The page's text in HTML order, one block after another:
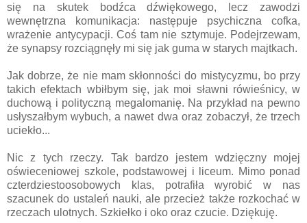
się na skutek bodźca dźwiękowego, lecz zawodzi
wewnętrzna komunikacja: następuje psychiczna cofka,
wrażenie antycypacji. Coś tam nie sztymuje. Podejrzewam,
że synapsy rozciągnęły mi się jak guma w starych majtkach.
Jak dobrze, że nie mam skłonności do mistycyzmu, bo przy
takich efektach wbiłbym się, jak moi sławni rówieśnicy, w
duchową i polityczną megalomanię. Na przykład na pewno
usłyszałbym wybuch, a nawet dwa oraz zobaczył, że trzech
uciekło...
Nic z tych rzeczy. Tak bardzo jestem wdzięczny mojej
oświeceniowej szkole, podstawowej i liceum. Mimo ponad
czterdziestoosobowych klas, potrafiła wyrobić w nas
szacunek do ustaleń nauki, ale przecież także rozkochać w
rzeczach ulotnych. Szkiełko i oko oraz czucie. Dziękuję.